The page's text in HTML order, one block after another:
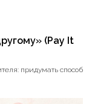
(Pay It
придумать способ